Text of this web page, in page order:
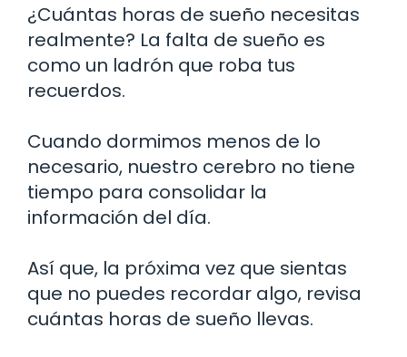
¿Cuántas horas de sueño necesitas
realmente? La falta de sueño es
como un ladrón que roba tus
recuerdos.
Cuando dormimos menos de lo
necesario, nuestro cerebro no tiene
tiempo para consolidar la
información del día.
Así que, la próxima vez que sientas
que no puedes recordar algo, revisa
cuántas horas de sueño llevas.